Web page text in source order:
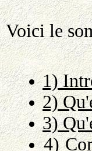
Voici le
1)
2)
3)
4)